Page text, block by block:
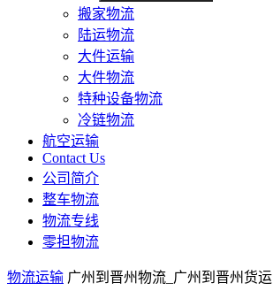
搬家物流
陆运物流
大件运输
大件物流
特种设备物流
冷链物流
航空运输
Contact Us
公司简介
整车物流
物流专线
零担物流
物流运输 广州到晋州物流_广州到晋州货运